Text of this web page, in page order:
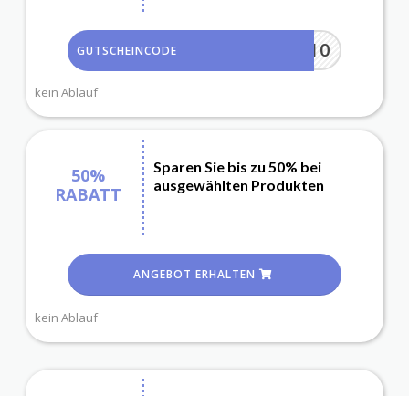
MINUS10
GUTSCHEINCODE
kein Ablauf
50%
RABATT
Sparen Sie bis zu 50% bei
ausgewählten Produkten
ANGEBOT ERHALTEN
kein Ablauf